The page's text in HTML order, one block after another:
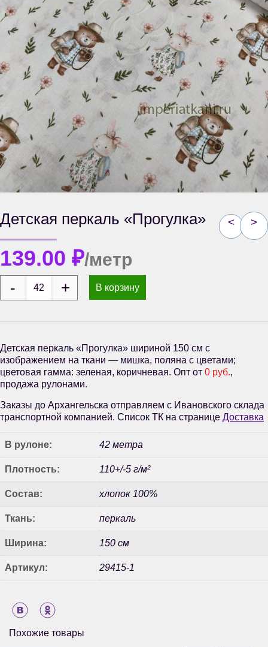
< >
Детская перкаль «Прогулка»
139.00 ₽/метр
В корзину
Детская перкаль «Прогулка» шириной 150 см с
изображением на ткани — мишка, поляна с цветами;
цветовая гамма: зеленая, коричневая. Опт от 0 руб.,
продажа рулонами.
Заказы до Архангельска отправляем с Ивановского склада
транспортной компанией. Список ТК на странице Доставка
В рулоне: 42 метра
Плотность: 110+/-5 г/м²
Состав: хлопок 100%
Ткань: перкаль
Ширина: 150 см
Артикул: 29415-1
Похожие товары